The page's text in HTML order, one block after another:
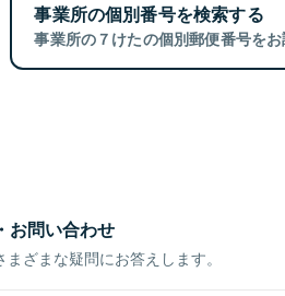
事業所の個別番号を検索する
事業所の７けたの個別郵便番号をお
お問い合わせ
ざまな疑問にお答えします。